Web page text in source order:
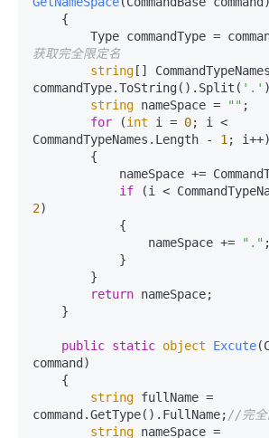
Type commandType =
获取完全限定名
string []
commandType.ToString().Split( '.'
string nameSpace = "" ;
for (int i = 0; i <
CommandTypeNames.Length - 1 ; i++)
if
2)
                nameSpace +=
"." ;
return nameSpace;
public static object Excute(
command )
string fullName =
command.GetType().FullName; //完全
string nameSpace =